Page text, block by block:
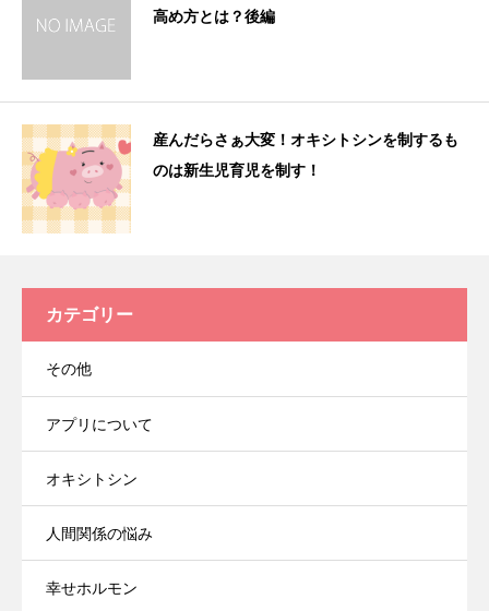
高め方とは？後編
産んだらさぁ大変！オキシトシンを制するも
のは新生児育児を制す！
カテゴリー
その他
アプリについて
オキシトシン
人間関係の悩み
幸せホルモン